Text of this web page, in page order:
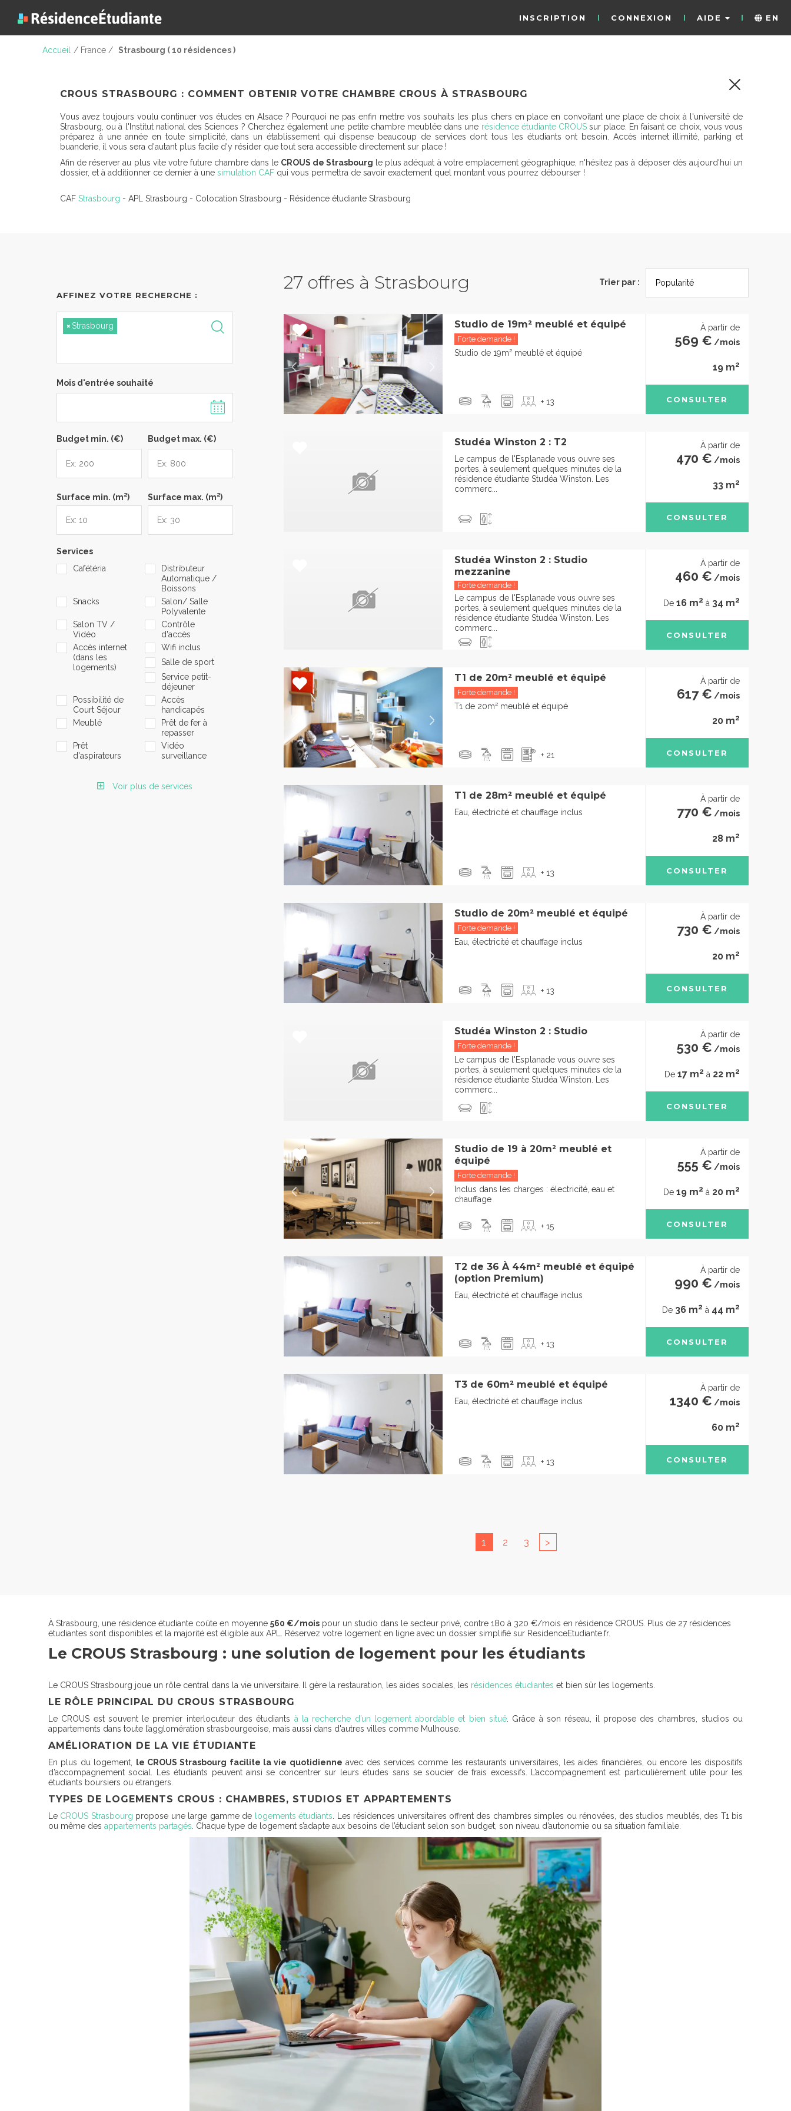
INSCRIPTION CONNEXION AIDE EN
Accueil / France / Strasbourg ( 10 résidences )
CROUS STRASBOURG : COMMENT OBTENIR VOTRE CHAMBRE CROUS À STRASBOURG
Vous avez toujours voulu continuer vos études en Alsace ? Pourquoi ne pas enfin mettre vos souhaits les plus chers en place en convoitant une place de choix à l'université de
Strasbourg, ou à l'Institut national des Sciences ? Cherchez également une petite chambre meublée dans une résidence étudiante CROUS sur place. En faisant ce choix, vous vous
préparez à une année en toute simplicité, dans un établissement qui dispense beaucoup de services dont tous les étudiants ont besoin. Accès internet illimité, parking et
buanderie, il vous sera d'autant plus facile d'y résider que tout sera accessible directement sur place !
Afin de réserver au plus vite votre future chambre dans le CROUS de Strasbourg le plus adéquat à votre emplacement géographique, n'hésitez pas à déposer dès aujourd'hui un
dossier, et à additionner ce dernier à une simulation CAF qui vous permettra de savoir exactement quel montant vous pourrez débourser !
CAF Strasbourg - APL Strasbourg - Colocation Strasbourg - Résidence étudiante Strasbourg
27 offres à Strasbourg Trier par :
Studio de 19m² meublé et équipé
Forte demande !
Studio de 19m² meublé et équipé
+ 13
À partir de
569 € /mois
19 m2
CONSULTER
Studéa Winston 2 : T2
Le campus de l'Esplanade vous ouvre ses
portes, à seulement quelques minutes de la
résidence étudiante Studéa Winston. Les
commerc...
À partir de
470 € /mois
33 m2
CONSULTER
Studéa Winston 2 : Studio
mezzanine
Forte demande !
Le campus de l'Esplanade vous ouvre ses
portes, à seulement quelques minutes de la
résidence étudiante Studéa Winston. Les
commerc...
À partir de
460 € /mois
De 16 m2 à 34 m2
CONSULTER
T1 de 20m² meublé et équipé
Forte demande !
T1 de 20m² meublé et équipé
+ 21
À partir de
617 € /mois
20 m2
CONSULTER
T1 de 28m² meublé et équipé
Eau, électricité et chauffage inclus
+ 13
À partir de
770 € /mois
28 m2
CONSULTER
Studio de 20m² meublé et équipé
Forte demande !
Eau, électricité et chauffage inclus
+ 13
À partir de
730 € /mois
20 m2
CONSULTER
Studéa Winston 2 : Studio
Forte demande !
Le campus de l'Esplanade vous ouvre ses
portes, à seulement quelques minutes de la
résidence étudiante Studéa Winston. Les
commerc...
À partir de
530 € /mois
De 17 m2 à 22 m2
CONSULTER
Studio de 19 à 20m² meublé et
équipé
Forte demande !
Inclus dans les charges : électricité, eau et
chauffage
+ 15
À partir de
555 € /mois
De 19 m2 à 20 m2
CONSULTER
T2 de 36 À 44m² meublé et équipé
(option Premium)
Eau, électricité et chauffage inclus
+ 13
À partir de
990 € /mois
De 36 m2 à 44 m2
CONSULTER
T3 de 60m² meublé et équipé
Eau, électricité et chauffage inclus
+ 13
À partir de
1340 € /mois
60 m2
CONSULTER
1 2 3 >
AFFINEZ VOTRE RECHERCHE :
×Strasbourg
Mois d'entrée souhaité
Budget min. (€) Budget max. (€)
Surface min. (m2) Surface max. (m2)
Services
Cafétéria
Distributeur
Automatique /
Boissons
Snacks
Salon/ Salle
Polyvalente
Salon TV /
Vidéo
Contrôle
d'accès
Accès internet
(dans les
logements)
Wifi inclus
Salle de sport
Service petit-
déjeuner
Possibilité de
Court Séjour
Accès
handicapés
Meublé
Prêt de fer à
repasser
Prêt
d'aspirateurs
Vidéo
surveillance
Voir plus de services
À Strasbourg, une résidence étudiante coûte en moyenne 560 €/mois pour un studio dans le secteur privé, contre 180 à 320 €/mois en résidence CROUS. Plus de 27 résidences
étudiantes sont disponibles et la majorité est éligible aux APL. Réservez votre logement en ligne avec un dossier simplifié sur ResidenceEtudiante.fr.
Le CROUS Strasbourg : une solution de logement pour les étudiants
Le CROUS Strasbourg joue un rôle central dans la vie universitaire. Il gère la restauration, les aides sociales, les résidences étudiantes et bien sûr les logements.
LE RÔLE PRINCIPAL DU CROUS STRASBOURG
Le CROUS est souvent le premier interlocuteur des étudiants à la recherche d’un logement abordable et bien situé . Grâce à son réseau, il propose des chambres, studios ou
appartements dans toute l’agglomération strasbourgeoise, mais aussi dans d'autres villes comme Mulhouse.
AMÉLIORATION DE LA VIE ÉTUDIANTE
En plus du logement, le CROUS Strasbourg facilite la vie quotidienne avec des services comme les restaurants universitaires, les aides financières, ou encore les dispositifs
d’accompagnement social. Les étudiants peuvent ainsi se concentrer sur leurs études sans se soucier de frais excessifs. L’accompagnement est particulièrement utile pour les
étudiants boursiers ou étrangers.
TYPES DE LOGEMENTS CROUS : CHAMBRES, STUDIOS ET APPARTEMENTS
Le CROUS Strasbourg propose une large gamme de logements étudiants . Les résidences universitaires offrent des chambres simples ou rénovées, des studios meublés, des T1 bis
ou même des appartements partagés . Chaque type de logement s’adapte aux besoins de l’étudiant selon son budget, son niveau d’autonomie ou sa situation familiale.